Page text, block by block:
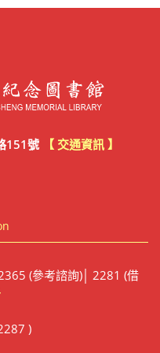
151號 【 交通資訊 】
(參考諮詢)│ 2281 (借
)